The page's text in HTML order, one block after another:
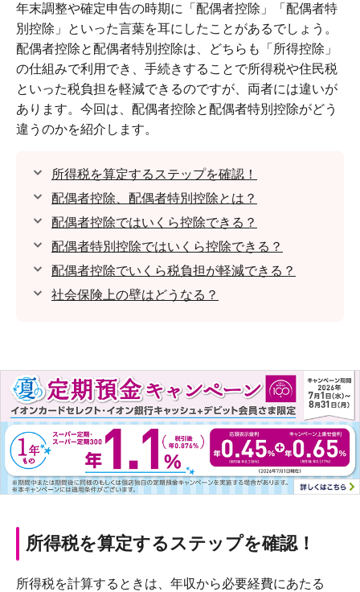
年末調整や確定申告の時期に「配偶者控除」「配偶者特
別控除」といった言葉を耳にしたことがあるでしょう。
配偶者控除と配偶者特別控除は、どちらも「所得控除」
の仕組みで利用でき、手続きすることで所得税や住民税
といった税負担を軽減できるのですが、両者には違いが
あります。今回は、配偶者控除と配偶者特別控除がどう
違うのかを紹介します。
所得税を算定するステップを確認！
配偶者控除、配偶者特別控除とは？
配偶者控除ではいくら控除できる？
配偶者特別控除ではいくら控除できる？
配偶者控除でいくら税負担が軽減できる？
社会保険上の壁はどうなる？
所得税を算定するステップを確認！
所得税を計算するときは、年収から必要経費にあたる